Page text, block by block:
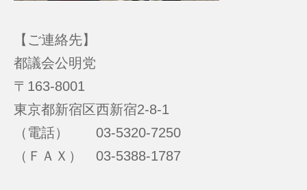
【ご連絡先】
都議会公明党
〒163-8001
東京都新宿区西新宿2-8-1
（電話） 03-5320-7250
（ＦＡＸ） 03-5388-1787